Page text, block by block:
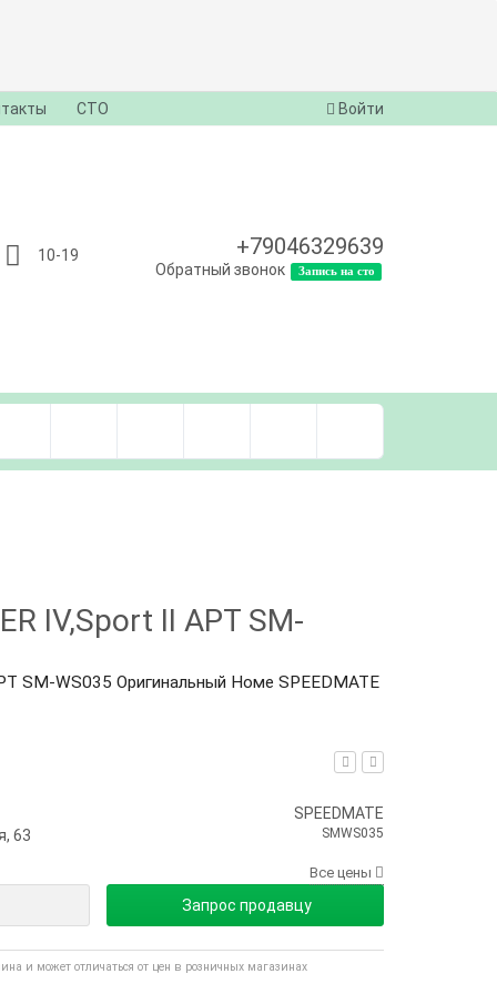
СТО Войти
10-19 +79046329639
Обратный звонок Запись на сто
IV,Sport II АРТ SM-
SM-WS035 Оригинальный Номе SPEEDMATE
63
SPEEDMATE
SMWS035
Все цены
Запрос продавцу
и может отличаться от цен в розничных магазинах